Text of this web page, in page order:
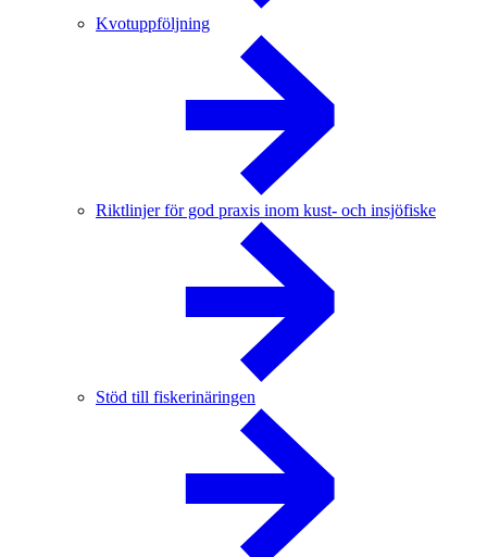
Kvotuppföljning
Riktlinjer för god praxis inom kust- och insjöfiske
Stöd till fiskerinäringen